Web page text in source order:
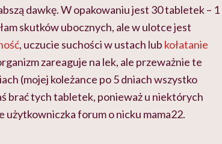
dawkę. W opakowaniu jest 30 tabletek – 1
skutków ubocznych, ale w ulotce jest
, uczucie suchości w ustach lub kołatanie
zareaguje na lek, ale przeważnie te
(mojej koleżance po 5 dniach wszystko
brać tych tabletek, ponieważ u niektórych
forum o nicku mama22.